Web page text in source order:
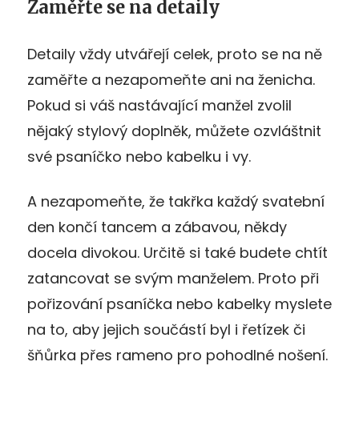
Zaměřte se na detaily
Detaily vždy utvářejí celek, proto se na ně
zaměřte a nezapomeňte ani na ženicha.
Pokud si váš nastávající manžel zvolil
nějaký stylový doplněk, můžete ozvláštnit
své psaníčko nebo kabelku i vy.
A nezapomeňte, že takřka každý svatební
den končí tancem a zábavou, někdy
docela divokou. Určitě si také budete chtít
zatancovat se svým manželem. Proto při
pořizování psaníčka nebo kabelky myslete
na to, aby jejich součástí byl i řetízek či
šňůrka přes rameno pro pohodlné nošení.